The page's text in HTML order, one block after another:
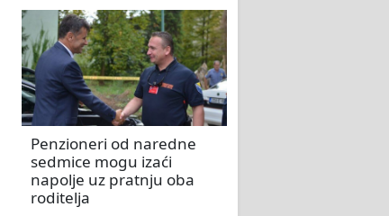
Penzioneri od naredne
sedmice mogu izaći
napolje uz pratnju oba
roditelja